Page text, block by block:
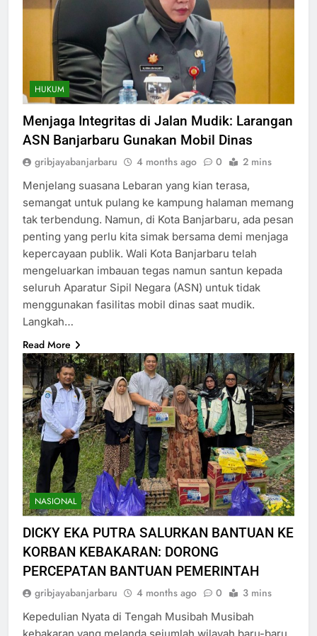
HUKUM
Menjaga Integritas di Jalan Mudik: Larangan
ASN Banjarbaru Gunakan Mobil Dinas
gribjayabanjarbaru 4 months ago 0 2 mins
Menjelang suasana Lebaran yang kian terasa,
semangat untuk pulang ke kampung halaman memang
tak terbendung. Namun, di Kota Banjarbaru, ada pesan
penting yang perlu kita simak bersama demi menjaga
kepercayaan publik. Wali Kota Banjarbaru telah
mengeluarkan imbauan tegas namun santun kepada
seluruh Aparatur Sipil Negara (ASN) untuk tidak
menggunakan fasilitas mobil dinas saat mudik.
Langkah…
Read More
NASIONAL
DICKY EKA PUTRA SALURKAN BANTUAN KE
KORBAN KEBAKARAN: DORONG
PERCEPATAN BANTUAN PEMERINTAH
gribjayabanjarbaru 4 months ago 0 3 mins
Kepedulian Nyata di Tengah Musibah Musibah